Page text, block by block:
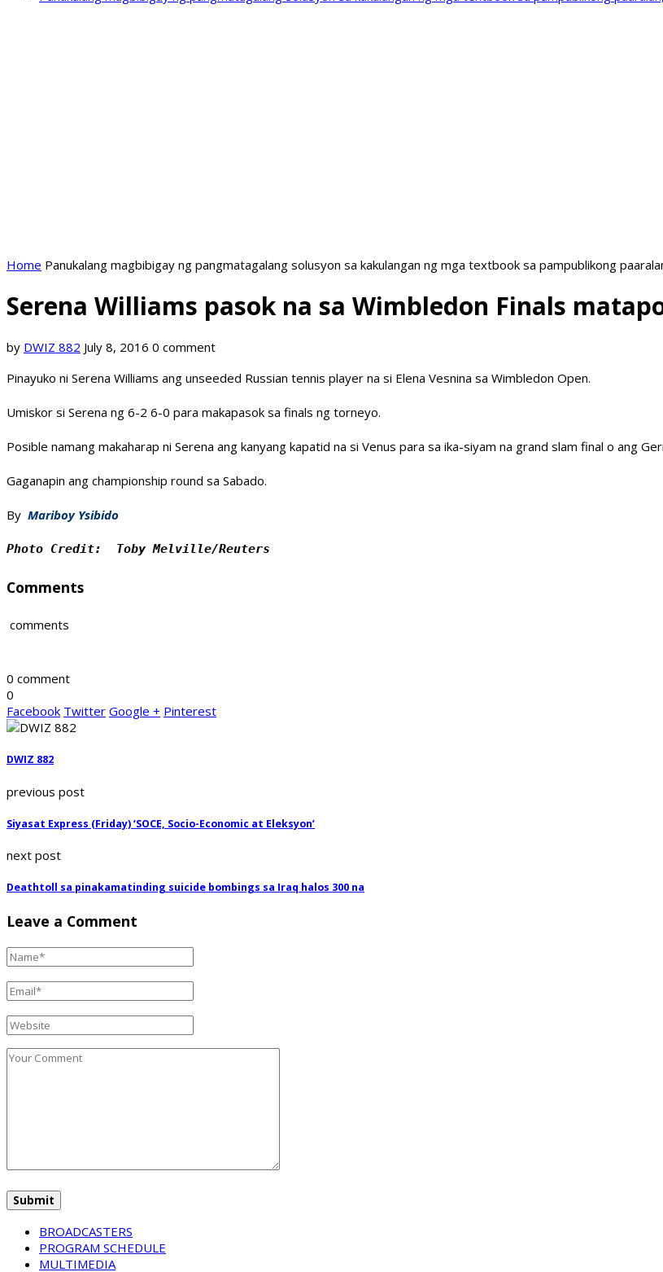
Home Panukalang magbibigay ng pangmatagalang solusyon sa kakulangan ng mga textbook sa pampublikong
Serena Williams pasok na sa Wimbledon Finals
by DWIZ 882 July 8, 2016 0 comment
Pinayuko ni Serena Williams ang unseeded Russian tennis player na si Elena Vesnina sa Wimbledon Open.
Umiskor si Serena ng 6-2 6-0 para makapasok sa finals ng torneyo.
Posible namang makaharap ni Serena ang kanyang kapatid na si Venus para sa ika-siyam na grand slam final o ang
Gaganapin ang championship round sa Sabado.
By Mariboy Ysibido
Photo Credit:  Toby Melville/Reuters
Comments
comments
0 comment
0
Facebook Twitter Google + Pinterest
DWIZ 882
previous post
Siyasat Express (Friday) ‘SOCE, Socio-Economic at Eleksyon’
next post
Deathtoll sa pinakamatinding suicide bombings sa Iraq halos 300 na
Leave a Comment
BROADCASTERS
PROGRAM SCHEDULE
MULTIMEDIA